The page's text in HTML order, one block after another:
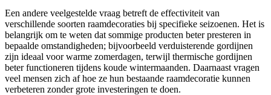
Een andere veelgestelde vraag betreft de effectiviteit van
verschillende soorten raamdecoraties bij specifieke seizoenen. Het is
belangrijk om te weten dat sommige producten beter presteren in
bepaalde omstandigheden; bijvoorbeeld verduisterende gordijnen
zijn ideaal voor warme zomerdagen, terwijl thermische gordijnen
beter functioneren tijdens koude wintermaanden. Daarnaast vragen
veel mensen zich af hoe ze hun bestaande raamdecoratie kunnen
verbeteren zonder grote investeringen te doen.